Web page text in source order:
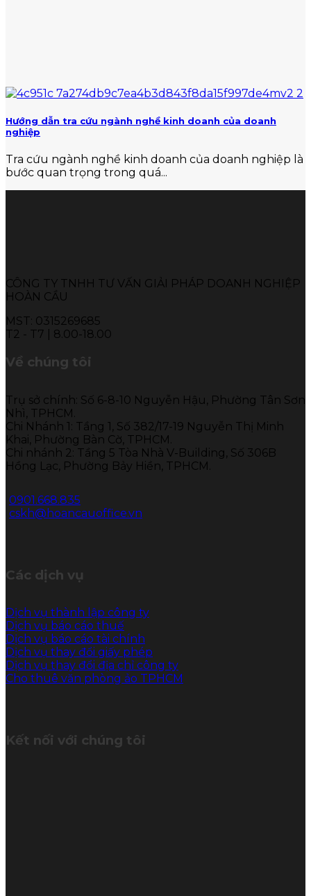
Hướng dẫn tra cứu ngành nghề kinh doanh của doanh
nghiệp
Tra cứu ngành nghề kinh doanh của doanh nghiệp là
bước quan trọng trong quá...
CÔNG TY TNHH TƯ VẤN GIẢI PHÁP DOANH NGHIỆP
HOÀN CẦU
MST: 0315269685
T2 - T7 | 8.00-18.00
Về chúng tôi
Trụ sở chính: Số 6-8-10 Nguyễn Hậu, Phường Tân Sơn
Nhì, TPHCM.
Chi Nhánh 1: Tầng 1, Số 382/17-19 Nguyễn Thị Minh
Khai, Phường Bàn Cờ, TPHCM.
Chi nhánh 2: Tầng 5 Tòa Nhà V-Building, Số 306B
Hồng Lạc, Phường Bảy Hiền, TPHCM.
0901.668.835
cskh@hoancauoffice.vn
Các dịch vụ
Dịch vụ thành lập công ty
Dịch vụ báo cáo thuế
Dịch vụ báo cáo tài chính
Dịch vụ thay đổi giấy phép
Dịch vụ thay đổi địa chỉ công ty
Cho thuê văn phòng ảo TPHCM
Kết nối với chúng tôi